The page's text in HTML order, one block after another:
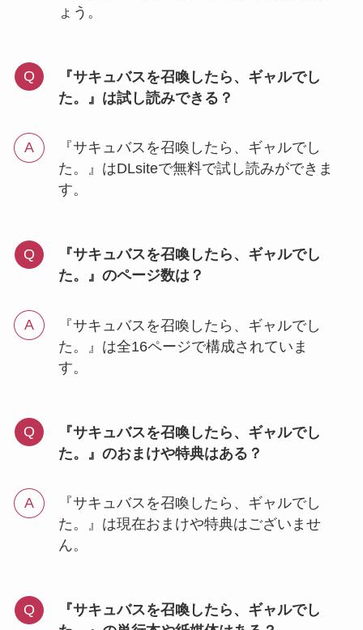
ょう。
『サキュバスを召喚したら、ギャルでし
た。』は試し読みできる？
『サキュバスを召喚したら、ギャルでし
た。』はDLsiteで無料で試し読みができま
す。
『サキュバスを召喚したら、ギャルでし
た。』のページ数は？
『サキュバスを召喚したら、ギャルでし
た。』は全16ページで構成されていま
す。
『サキュバスを召喚したら、ギャルでし
た。』のおまけや特典はある？
『サキュバスを召喚したら、ギャルでし
た。』は現在おまけや特典はございませ
ん。
『サキュバスを召喚したら、ギャルでし